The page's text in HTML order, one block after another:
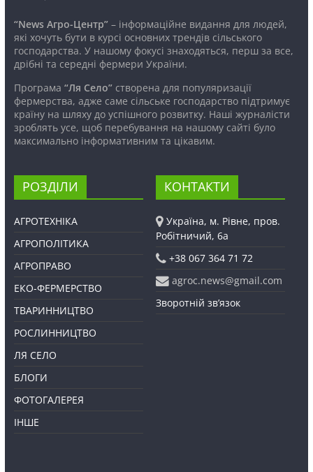
“News Агро-Центр”– інформаційне видання для людей,
які хочуть бути в курсі основних трендів сільського
господарства. У нашому фокусі знаходяться, перш за все,
дрібні та середні фермери України.
Програма “Ля Село”створена для популяризації
фермерства, адже саме сільське господарство підтримує
країну на шляху до успішного розвитку. Наші журналісти
зроблять усе, щоб перебування на нашому сайті було
максимально інформативним та цікавим.
РОЗДІЛИ
АГРОТЕХНІКА
АГРОПОЛІТИКА
АГРОПРАВО
ЕКО-ФЕРМЕРСТВО
ТВАРИННИЦТВО
РОСЛИННИЦТВО
ЛЯ СЕЛО
БЛОГИ
ФОТОГАЛЕРЕЯ
ІНШЕ
КОНТАКТИ
Україна, м. Рівне, пров.
Робітничий, 6а
+38 067 364 71 72
agroc.news@gmail.com
Зворотній зв’язок